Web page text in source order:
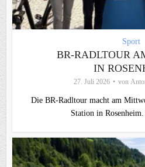
Sport
BR-RADLTOUR
IN
27. Juli 2026 von
Die BR-Radltour macht am
Station in Rosenheim.